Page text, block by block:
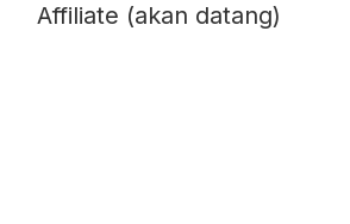
Affiliate (akan datang)